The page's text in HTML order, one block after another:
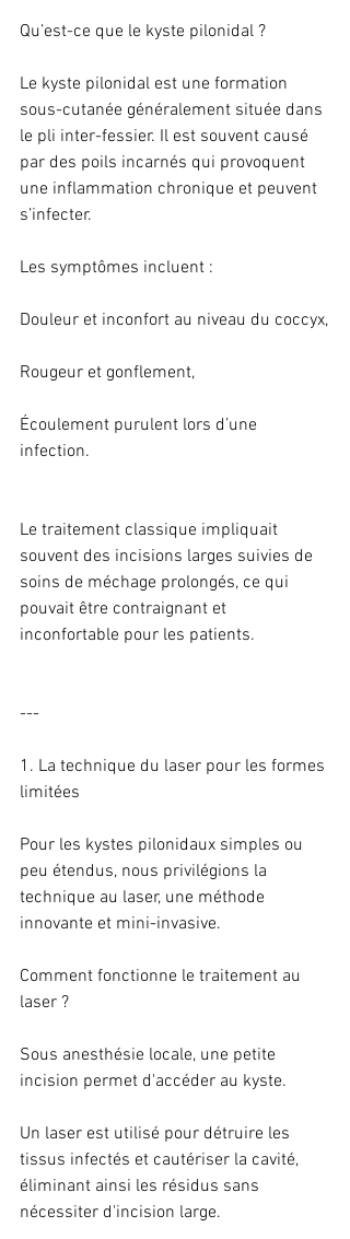
Qu’est-ce que le kyste pilonidal ?
Le kyste pilonidal est une formation
sous-cutanée généralement située dans
le pli inter-fessier. Il est souvent causé
par des poils incarnés qui provoquent
une inflammation chronique et peuvent
s’infecter.
Les symptômes incluent :
Douleur et inconfort au niveau du coccyx,
Rougeur et gonflement,
Écoulement purulent lors d’une
infection.
Le traitement classique impliquait
souvent des incisions larges suivies de
soins de méchage prolongés, ce qui
pouvait être contraignant et
inconfortable pour les patients.
---
1. La technique du laser pour les formes
limitées
Pour les kystes pilonidaux simples ou
peu étendus, nous privilégions la
technique au laser, une méthode
innovante et mini-invasive.
Comment fonctionne le traitement au
laser ?
Sous anesthésie locale, une petite
incision permet d'accéder au kyste.
Un laser est utilisé pour détruire les
tissus infectés et cautériser la cavité,
éliminant ainsi les résidus sans
nécessiter d'incision large.